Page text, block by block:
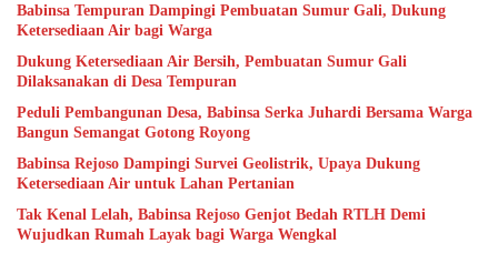
Babinsa Tempuran Dampingi Pembuatan Sumur Gali, Dukung
Ketersediaan Air bagi Warga
Dukung Ketersediaan Air Bersih, Pembuatan Sumur Gali
Dilaksanakan di Desa Tempuran
Peduli Pembangunan Desa, Babinsa Serka Juhardi Bersama Warga
Bangun Semangat Gotong Royong
Babinsa Rejoso Dampingi Survei Geolistrik, Upaya Dukung
Ketersediaan Air untuk Lahan Pertanian
Tak Kenal Lelah, Babinsa Rejoso Genjot Bedah RTLH Demi
Wujudkan Rumah Layak bagi Warga Wengkal